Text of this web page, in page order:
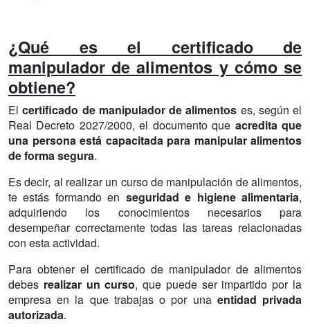
¿Qué es el certificado de
manipulador de alimentos y cómo se
obtiene?
Elcertificado de manipulador de alimentos es, según el
Real Decreto 2027/2000, el documento que acredita que
una persona está capacitada para manipular alimentos
de forma segura.
Es decir, al realizar un curso de manipulación de alimentos,
te estás formando en seguridad e higiene alimentaria,
adquiriendo los conocimientos necesarios para
desempeñar correctamente todas las tareas relacionadas
con esta actividad.
Para obtener el certificado de manipulador de alimentos
debes realizar un curso, que puede ser impartido por la
empresa en la que trabajas o por una entidad privada
autorizada.